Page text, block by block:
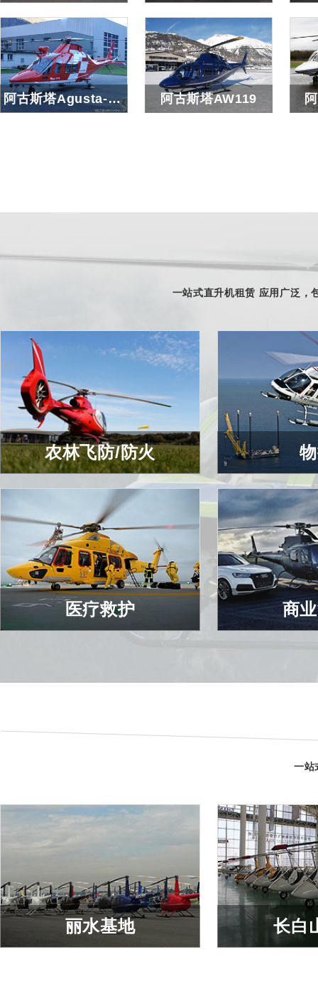
小松鼠AS350/EC130/AS355
查看详细
贝尔407
查看详细
阿古斯塔Agusta-AW109 阿古斯塔AW119
一站式直升机租赁 应用广泛，
农林飞防/防火
农林飞防/防火
查看详细 查
医疗救护
医疗救护
商
商
一站
丽水基地 长白